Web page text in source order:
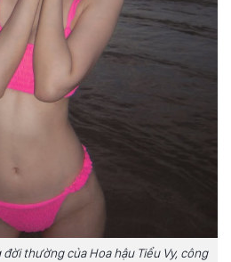
thường của Hoa hậu Tiểu Vy, công